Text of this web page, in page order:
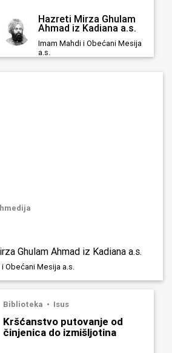
Hazreti Mirza Ghulam
Ahmad iz Kadiana a.s.
Imam Mahdi i Obećani Mesija
a.s.
Ghulam Ahmad iz Kadiana a.s.
Obećani Mesija a.s.
Biblioteka Isus
Kršćanstvo putovanje od
činjenica do izmišljotina